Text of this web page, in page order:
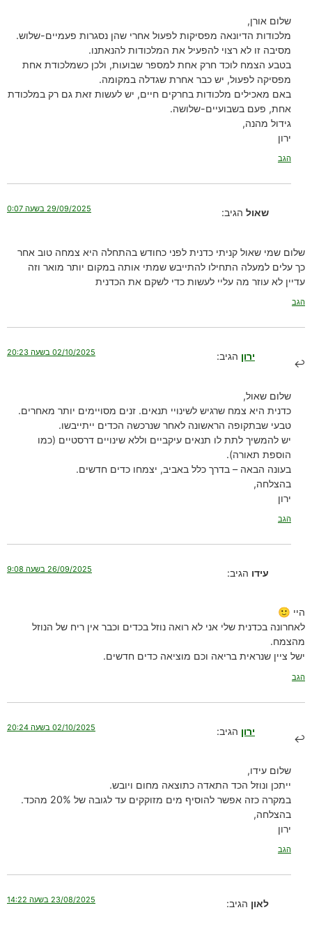
שלום אורן,
מלכודות הדיונאה מפסיקות לפעול אחרי שהן נסגרות פעמיים-שלוש.
מסיבה זו לא רצוי להפעיל את המלכודות להנאתנו.
בטבע הצמח לוכד חרק אחת למספר שבועות, ולכן כשמלכודת אחת
מפסיקה לפעול, יש כבר אחרת שגדלה במקומה.
באם מאכילים מלכודות בחרקים חיים, יש לעשות זאת גם רק במלכודת
אחת, פעם בשבועיים-שלושה.
גידול מהנה,
ירון
הגב
שאול הגיב: 29/09/2025 בשעה 0:07
שלום שמי שאול קניתי כדנית לפני כחודש בהתחלה היא צמחה טוב אחר
כך עלים למעלה התחילו להתייבש שמתי אותה במקום יותר מואר וזה
עדיין לא עוזר מה עליי לעשות כדי לשקם את הכדנית
הגב
ירון הגיב: 02/10/2025 בשעה 20:23
שלום שאול,
כדנית היא צמח שרגיש לשינויי תנאים. זנים מסויימים יותר מאחרים.
טבעי שבתקופה הראשונה לאחר שנרכשה הכדים ייתייבשו.
יש להמשיך לתת לו תנאים עיקביים וללא שינויים דרסטיים (כמו
הוספת תאורה).
בעונה הבאה – בדרך כלל באביב, יצמחו כדים חדשים.
בהצלחה,
ירון
הגב
עידו הגיב: 26/09/2025 בשעה 9:08
היי 🙂
לאחרונה בכדנית שלי אני לא רואה נוזל בכדים וכבר אין ריח של הנוזל
מהצמח.
ישל ציין שנראית בריאה וכם מוציאה כדים חדשים.
הגב
ירון הגיב: 02/10/2025 בשעה 20:24
שלום עידו,
ייתכן ונוזל הכד התאדה כתוצאה מחום ויובש.
במקרה כזה אפשר להוסיף מים מזוקקים עד לגובה של 20% מהכד.
בהצלחה,
ירון
הגב
לאון הגיב: 23/08/2025 בשעה 14:22